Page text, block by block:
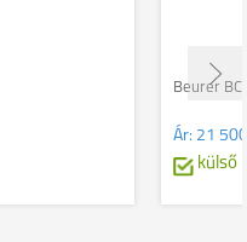
Beurer
Ár: 21
külső